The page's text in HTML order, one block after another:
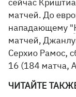
матчей. До
нападающему "
матчей,
Серхио Рамос,
16 (184 матча,
ЧИТАЙТЕ